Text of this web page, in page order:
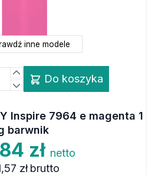
inne modele
Do koszyka
Inspire 7964 e magenta 1
barwnik
zł netto
zł brutto